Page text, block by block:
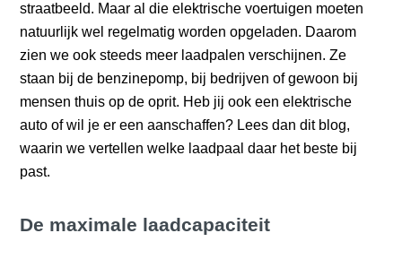
straatbeeld. Maar al die elektrische voertuigen moeten
natuurlijk wel regelmatig worden opgeladen. Daarom
zien we ook steeds meer laadpalen verschijnen. Ze
staan bij de benzinepomp, bij bedrijven of gewoon bij
mensen thuis op de oprit. Heb jij ook een elektrische
auto of wil je er een aanschaffen? Lees dan dit blog,
waarin we vertellen welke laadpaal daar het beste bij
past.
De maximale laadcapaciteit